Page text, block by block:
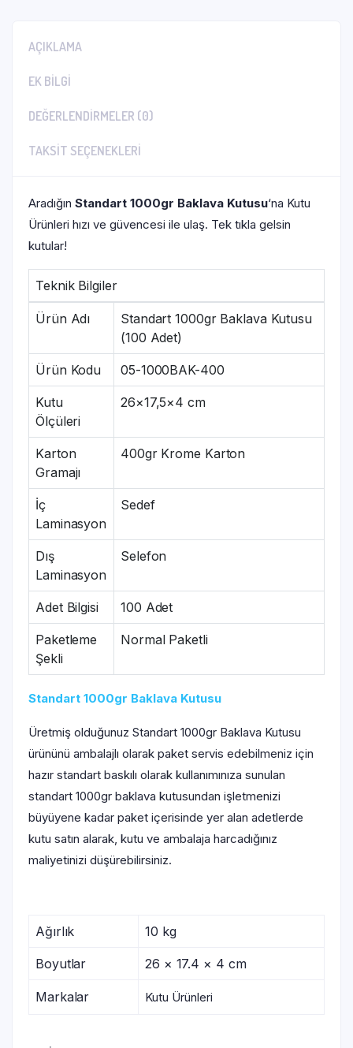
AÇIKLAMA
EK BILGI
DEĞERLENDIRMELER (0)
TAKSIT SEÇENEKLERI
Aradığın Standart 1000gr Baklava Kutusu‘na Kutu
Ürünleri hızı ve güvencesi ile ulaş. Tek tıkla gelsin
kutular!
Teknik Bilgiler
Ürün Adı
Standart 1000gr Baklava Kutusu
(100 Adet)
Ürün Kodu 05-1000BAK-400
Kutu
Ölçüleri
26×17,5×4 cm
Karton
Gramajı
400gr Krome Karton
İç
Laminasyon
Sedef
Dış
Laminasyon
Selefon
Adet Bilgisi 100 Adet
Paketleme
Şekli
Normal Paketli
Standart 1000gr Baklava Kutusu
Üretmiş olduğunuz Standart 1000gr Baklava Kutusu
ürününü ambalajlı olarak paket servis edebilmeniz için
hazır standart baskılı olarak kullanımınıza sunulan
standart 1000gr baklava kutusundan işletmenizi
büyüyene kadar paket içerisinde yer alan adetlerde
kutu satın alarak, kutu ve ambalaja harcadığınız
maliyetinizi düşürebilirsiniz.
Ağırlık 10 kg
Boyutlar 26 × 17.4 × 4 cm
Markalar Kutu Ürünleri